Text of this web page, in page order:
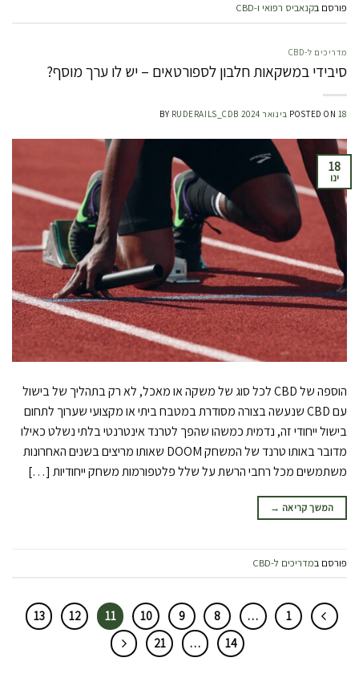
פורסם בקנאביס רפואי ו-CBD
מדריכים ל-CBD
סיבידי במשקאות חלבון לספורטאים – יש לו ערך מוסף?
POSTED ON 18 בינואר 2024 BY RUDERAILS_CDB
18
ינו
הוספה של CBD לכל סוג של משקה או מאכל, לא רק בתהליך של בישול
עם CBD שנעשה בצורה מסודרת במטבח ביתי או מקצועי שערוך לתחום
בישול ייחודי זה, נדמית כמשהו שהפך לטרנד אינטרנטי בלתי נשלט כאילו
מדובר באותו טרנד של המשחק DOOM שאותו מריצים בשנים האחרונות
משתמשים מכל רחבי הרשת על שלל פלטפורמות משחק ייחודיות […]
המשך קריאה →
פורסם במדריכים ל-CBD
1
…
8
9
10
11
12
13
14
…
21